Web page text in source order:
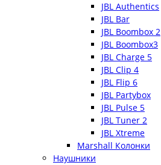
JBL Authentics
JBL Bar
JBL Boombox 2
JBL Boombox3
JBL Charge 5
JBL Clip 4
JBL Flip 6
JBL Partybox
JBL Pulse 5
JBL Tuner 2
JBL Xtreme
Marshall Колонки
Наушники